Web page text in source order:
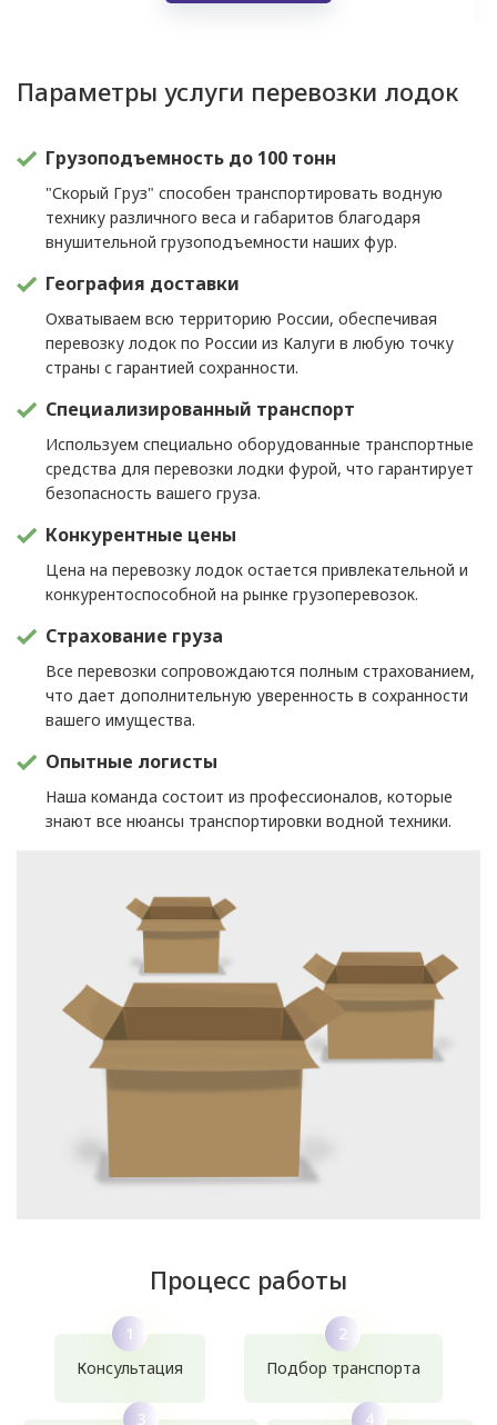
Параметры услуги перевозки лодок
Грузоподъемность до 100 тонн
"Скорый Груз" способен транспортировать водную
технику различного веса и габаритов благодаря
внушительной грузоподъемности наших фур.
География доставки
Охватываем всю территорию России, обеспечивая
перевозку лодок по России из Калуги в любую точку
страны с гарантией сохранности.
Специализированный транспорт
Используем специально оборудованные транспортные
средства для перевозки лодки фурой, что гарантирует
безопасность вашего груза.
Конкурентные цены
Цена на перевозку лодок остается привлекательной и
конкурентоспособной на рынке грузоперевозок.
Страхование груза
Все перевозки сопровождаются полным страхованием,
что дает дополнительную уверенность в сохранности
вашего имущества.
Опытные логисты
Наша команда состоит из профессионалов, которые
знают все нюансы транспортировки водной техники.
Процесс работы
Консультация Подбор транспорта